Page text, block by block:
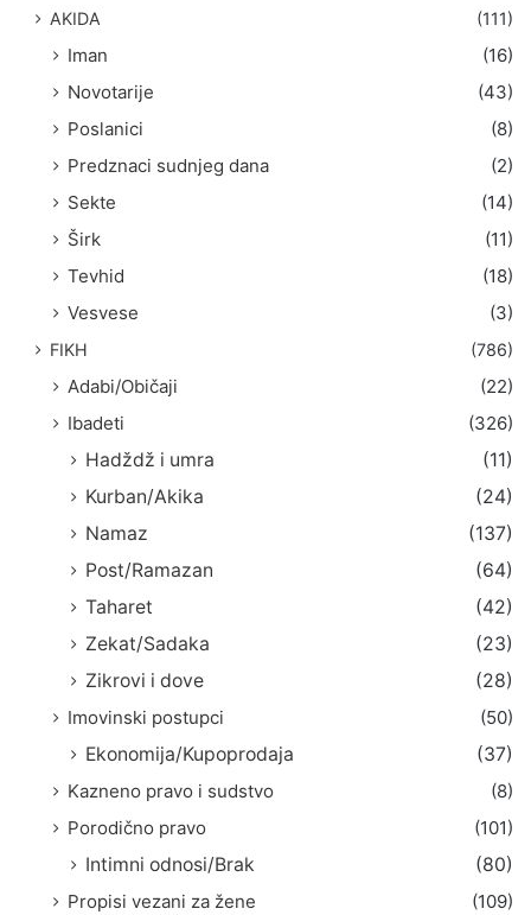
AKIDA
(111)
Iman
(16)
Novotarije
(43)
Poslanici
(8)
Predznaci sudnjeg dana
(2)
Sekte
(14)
Širk
(11)
Tevhid
(18)
Vesvese
(3)
FIKH (786)
Adabi/Običaji
(22)
Ibadeti
(326)
Hadždž i umra
(11)
Kurban/Akika
(24)
Namaz
(137)
Post/Ramazan
(64)
Taharet
(42)
Zekat/Sadaka
(23)
Zikrovi i dove
(28)
Imovinski postupci
(50)
Ekonomija/Kupoprodaja
(37)
Kazneno pravo i sudstvo
(8)
Porodično pravo
(101)
Intimni odnosi/Brak
(80)
Propisi vezani za žene
(109)